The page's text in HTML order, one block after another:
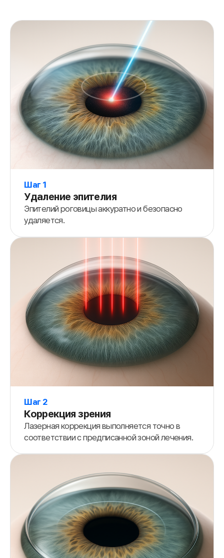
Шаг 1
Удаление эпителия
Эпителий роговицы аккуратно и безопасно
удаляется.
Шаг 2
Коррекция зрения
Лазерная коррекция выполняется точно в
соответствии с предписанной зоной лечения.